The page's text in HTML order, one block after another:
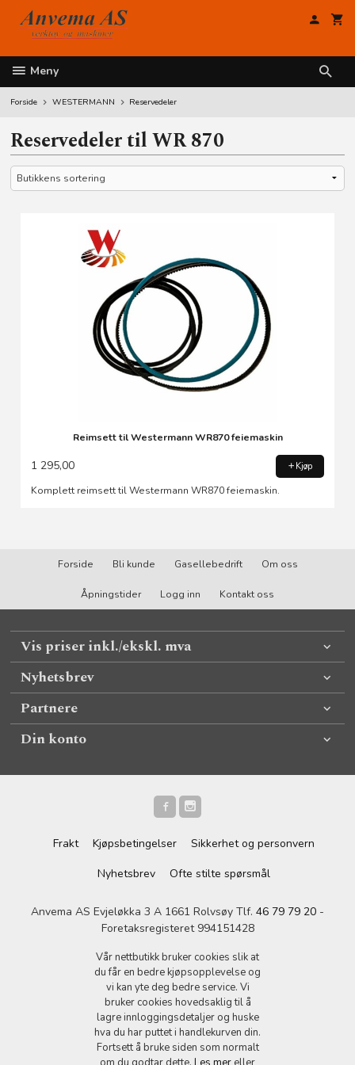
innholdet
Meny
Forside WESTERMANN Reservedeler
Reservedeler til WR 870
Reimsett til Westermann WR870 feiemaskin
1 295,00 Kjøp
Komplett reimsett til Westermann WR870 feiemaskin.
Forside Bli kunde Gasellebedrift Om oss
Åpningstider Logg inn Kontakt oss
Vis priser inkl./ekskl. mva
Nyhetsbrev
Partnere
Din konto
Frakt Kjøpsbetingelser
Sikkerhet og personvern
Nyhetsbrev
Ofte stilte spørsmål
Anvema AS Evjeløkka 3 A 1661 Rolvsøy Tlf. 46 79 79 20 -
Foretaksregisteret 994151428
Vår nettbutikk bruker cookies slik at
du får en bedre kjøpsopplevelse og
vi kan yte deg bedre service. Vi
bruker cookies hovedsaklig til å
lagre innloggingsdetaljer og huske
hva du har puttet i handlekurven din.
Fortsett å bruke siden som normalt